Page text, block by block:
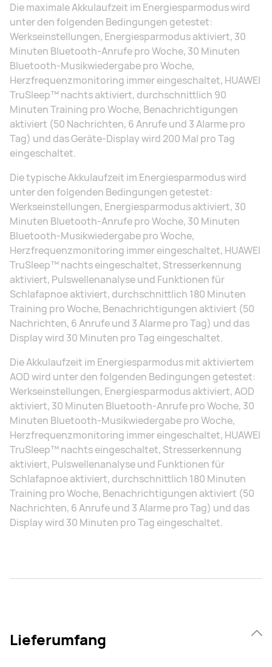
Die maximale Akkulaufzeit im Energiesparmodus wird
unter den folgenden Bedingungen getestet:
Werkseinstellungen, Energiesparmodus aktiviert, 30
Minuten Bluetooth-Anrufe pro Woche, 30 Minuten
Bluetooth-Musikwiedergabe pro Woche,
Herzfrequenzmonitoring immer eingeschaltet, HUAWEI
TruSleep™ nachts aktiviert, durchschnittlich 90
Minuten Training pro Woche, Benachrichtigungen
aktiviert (50 Nachrichten, 6 Anrufe und 3 Alarme pro
Tag) und das Geräte-Display wird 200 Mal pro Tag
eingeschaltet.
Die typische Akkulaufzeit im Energiesparmodus wird
unter den folgenden Bedingungen getestet:
Werkseinstellungen, Energiesparmodus aktiviert, 30
Minuten Bluetooth-Anrufe pro Woche, 30 Minuten
Bluetooth-Musikwiedergabe pro Woche,
Herzfrequenzmonitoring immer eingeschaltet, HUAWEI
TruSleep™ nachts eingeschaltet, Stresserkennung
aktiviert, Pulswellenanalyse und Funktionen für
Schlafapnoe aktiviert, durchschnittlich 180 Minuten
Training pro Woche, Benachrichtigungen aktiviert (50
Nachrichten, 6 Anrufe und 3 Alarme pro Tag) und das
Display wird 30 Minuten pro Tag eingeschaltet.
Die Akkulaufzeit im Energiesparmodus mit aktiviertem
AOD wird unter den folgenden Bedingungen getestet:
Werkseinstellungen, Energiesparmodus aktiviert, AOD
aktiviert, 30 Minuten Bluetooth-Anrufe pro Woche, 30
Minuten Bluetooth-Musikwiedergabe pro Woche,
Herzfrequenzmonitoring immer eingeschaltet, HUAWEI
TruSleep™ nachts eingeschaltet, Stresserkennung
aktiviert, Pulswellenanalyse und Funktionen für
Schlafapnoe aktiviert, durchschnittlich 180 Minuten
Training pro Woche, Benachrichtigungen aktiviert (50
Nachrichten, 6 Anrufe und 3 Alarme pro Tag) und das
Display wird 30 Minuten pro Tag eingeschaltet.
Lieferumfang